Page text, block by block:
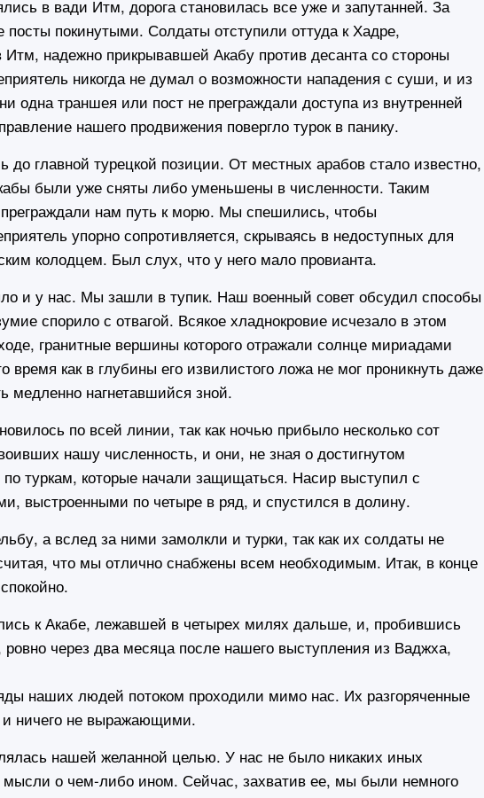
в вади Итм, дорога становилась все уже и запутанней. За
покинутыми. Солдаты отступили оттуда к Хадре,
надежно прикрывавшей Акабу против десанта со стороны
никогда не думал о возможности нападения с суши, и из
одна траншея или пост не преграждали доступа из внутренней
нашего продвижения повергло турок в панику.
главной турецкой позиции. От местных арабов стало известно,
были уже сняты либо уменьшены в численности. Таким
нам путь к морю. Мы спешились, чтобы
упорно сопротивляется, скрываясь в недоступных для
колодцем. Был слух, что у него мало провианта.
и у нас. Мы зашли в тупик. Наш военный совет обсудил способы
спорило с отвагой. Всякое хладнокровие исчезало в этом
гранитные вершины которого отражали солнце мириадами
как в глубины его извилистого ложа не мог проникнуть даже
медленно нагнетавшийся зной.
по всей линии, так как ночью прибыло несколько сот
нашу численность, и они, не зная о достигнутом
туркам, которые начали защищаться. Насир выступил с
выстроенными по четыре в ряд, и спустился в долину.
а вслед за ними замолкли и турки, так как их солдаты не
что мы отлично снабжены всем необходимым. Итак, в конце
к Акабе, лежавшей в четырех милях дальше, и, пробившись
через два месяца после нашего выступления из Ваджха,
наших людей потоком проходили мимо нас. Их разгоряченные
ничего не выражающими.
нашей желанной целью. У нас не было никаких иных
о чем-либо ином. Сейчас, захватив ее, мы были немного